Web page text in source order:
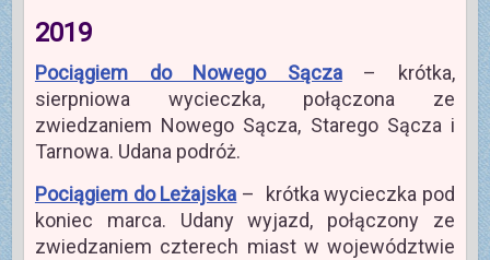
2019
Pociągiem do Nowego Sącza– krótka,
sierpniowa wycieczka, połączona ze
zwiedzaniem Nowego Sącza, Starego Sącza i
Tarnowa. Udana podróż.
Pociągiem do Leżajska – krótka wycieczka pod
koniec marca. Udany wyjazd, połączony ze
zwiedzaniem czterech miast w województwie